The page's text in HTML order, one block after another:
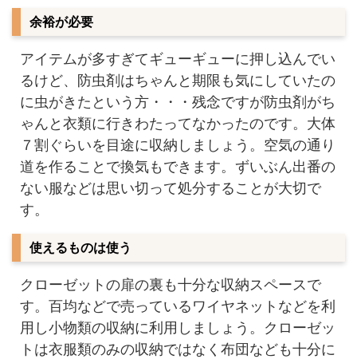
余裕が必要
アイテムが多すぎてギューギューに押し込んでい
るけど、防虫剤はちゃんと期限も気にしていたの
に虫がきたという方・・・残念ですが防虫剤がち
ゃんと衣類に行きわたってなかったのです。大体
７割ぐらいを目途に収納しましょう。空気の通り
道を作ることで換気もできます。ずいぶん出番の
ない服などは思い切って処分することが大切で
す。
使えるものは使う
クローゼットの扉の裏も十分な収納スペースで
す。百均などで売っているワイヤネットなどを利
用し小物類の収納に利用しましょう。クローゼッ
トは衣服類のみの収納ではなく布団なども十分に